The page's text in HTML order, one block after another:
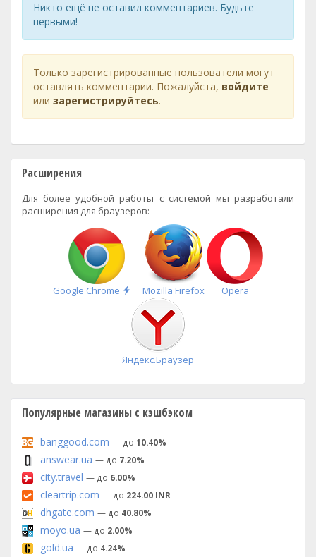
Никто ещё не оставил комментариев. Будьте
первыми!
Только зарегистрированные пользователи могут
оставлять комментарии. Пожалуйста, войдите
или зарегистрируйтесь.
Расширения
Для более удобной работы с системой мы разработали
расширения для браузеров:
Google Chrome
Быстрая
установка
Mozilla Firefox Opera
Яндекс.Браузер
Популярные магазины с кэшбэком
banggood.com — до 10.40%
answear.ua — до 7.20%
city.travel — до 6.00%
cleartrip.com — до 224.00 INR
dhgate.com — до 40.80%
moyo.ua — до 2.00%
gold.ua — до 4.24%